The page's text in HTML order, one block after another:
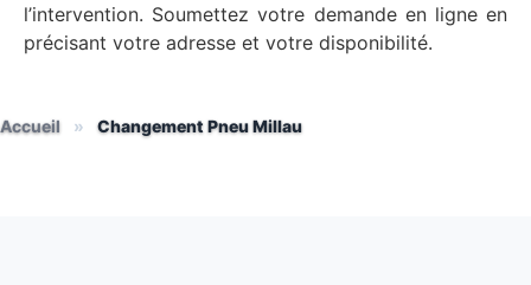
l’intervention. Soumettez votre demande en ligne en
précisant votre adresse et votre disponibilité.
Accueil » Changement Pneu Millau